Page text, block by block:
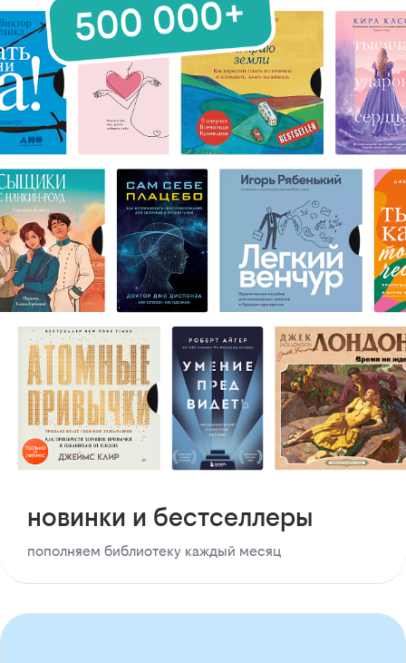
новинки и бестселлеры
пополняем библиотеку каждый месяц